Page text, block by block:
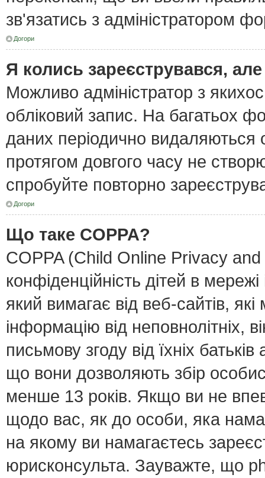
зв'язатись з адміністратором
Догори
Я колись зареєструвався,
Можливо адміністратор з
обліковий запис. На багатьох
даних періодично видаляються
протягом довгого часу не
спробуйте повторно
Догори
Що таке COPPA?
COPPA (Child Online Privacy
конфіденційність дітей в
який вимагає від веб-сайтів,
інформацію від неповнолітніх,
письмову згоду від їхніх
що вони дозволяють збір
менше 13 років. Якщо ви не
щодо вас, як до особи, яка
на якому ви намагаєтесь
юрисконсульта. Зауважте, що